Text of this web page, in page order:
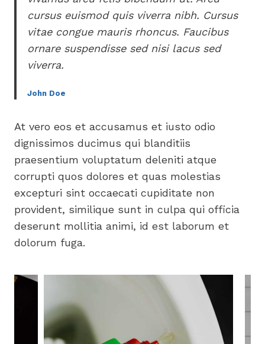
cursus euismod quis viverra nibh. Cursus
vitae congue mauris rhoncus. Faucibus
ornare suspendisse sed nisi lacus sed
viverra.
John Doe
At vero eos et accusamus et iusto odio
dignissimos ducimus qui blanditiis
praesentium voluptatum deleniti atque
corrupti quos dolores et quas molestias
excepturi sint occaecati cupiditate non
provident, similique sunt in culpa qui officia
deserunt mollitia animi, id est laborum et
dolorum fuga.